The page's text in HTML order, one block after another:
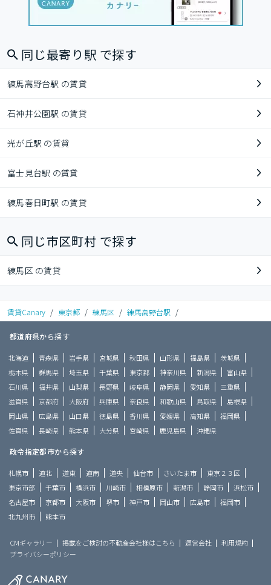
同じ最寄り駅 で探す
練馬高野台駅 の賃貸
石神井公園駅 の賃貸
光が丘駅 の賃貸
富士見台駅 の賃貸
練馬春日町駅 の賃貸
同じ市区町村 で探す
練馬区 の賃貸
賃貸Canary / 東京都 / 練馬区 / 練馬高野台駅 /
都道府県から探す
北海道 青森県 岩手県 宮城県 秋田県 山形県 福島県
茨城県
栃木県
群馬県 埼玉県 千葉県 東京都 神奈川県 新潟県
富山県
石川県
福井県 山梨県 長野県 岐阜県 静岡県 愛知県
三重県
滋賀県
京都府 大阪府 兵庫県 奈良県 和歌山県 鳥取県
島根県
岡山県
広島県 山口県 徳島県 香川県 愛媛県 高知県
福岡県
佐賀県
長崎県 熊本県 大分県 宮崎県 鹿児島県 沖縄県
政令指定都市から探す
札幌市 道北 道東 道南 道央 仙台市 さいたま市
東京２３区
東京市部
千葉市 横浜市 川崎市 相模原市 新潟市 静岡市
浜松市
名古屋市
京都市 大阪市 堺市 神戸市 岡山市 広島市
福岡市
北九州市
熊本市
CMギャラリー 掲載をご検討の不動産会社様はこちら 運営会社
利用規約
プライバシーポリシー